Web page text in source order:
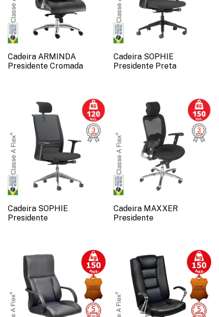
Cadeira ARMINDA
Presidente Cromada
Cadeira SOPHIE
Presidente Preta
Cadeira SOPHIE
Presidente
Cadeira MAXXER
Presidente